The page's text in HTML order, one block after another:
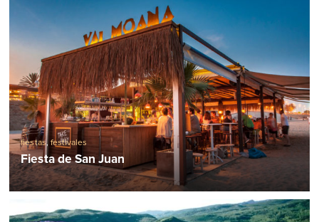
fiestas, festivales
Fiesta de San Juan